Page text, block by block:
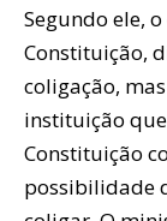
Segundo ele,
Constituição,
coligação,
instituição
Constituição
possibilidade